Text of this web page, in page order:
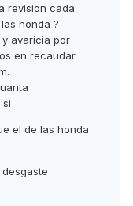
revision cada
honda ?
avaricia por
en recaudar
si
el de las honda